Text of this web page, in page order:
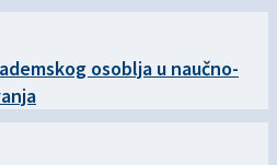
osoblja u naučno-